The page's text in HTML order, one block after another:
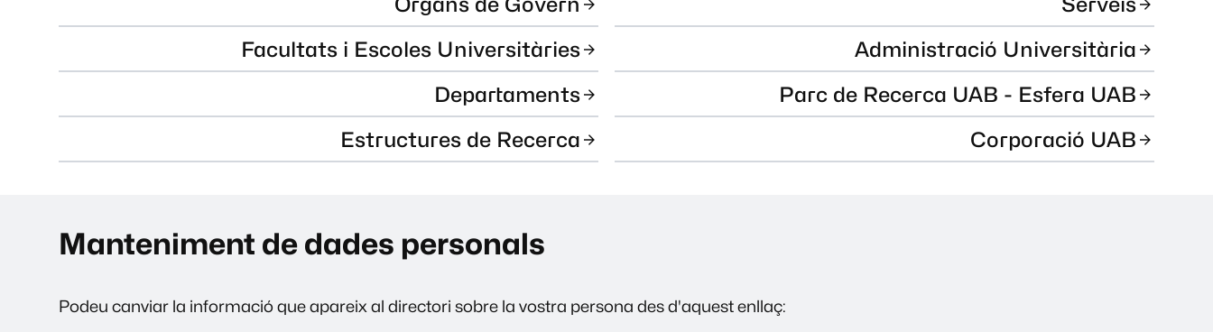
Facultats i Escoles Universitàries
Departaments
Estructures de Recerca
Administració Universitària
Parc de Recerca UAB - Esfera UAB
Corporació UAB
Manteniment de dades personals
Podeu canviar la informació que apareix al directori sobre la vostra persona des d'aquest enllaç: